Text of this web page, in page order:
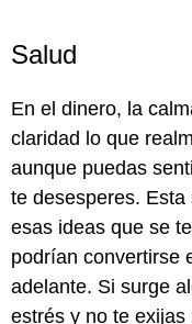
Salud
En el dinero, la
claridad lo que
aunque puedas
te desesperes.
esas ideas que se
podrían convertirse
adelante. Si surge
estrés y no te